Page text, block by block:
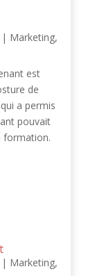
| Marketing,
est
de
a permis
pouvait
formation.
| Marketing,